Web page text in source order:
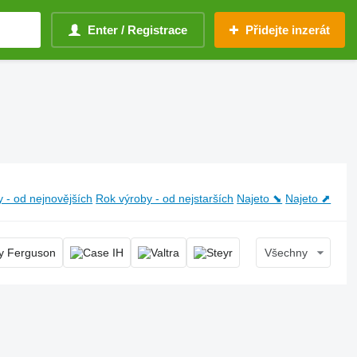
Enter / Registrace Přidejte inzerát
- od nejnovějších Rok výroby - od nejstarších Najeto ⬊ Najeto ⬈
Všechny